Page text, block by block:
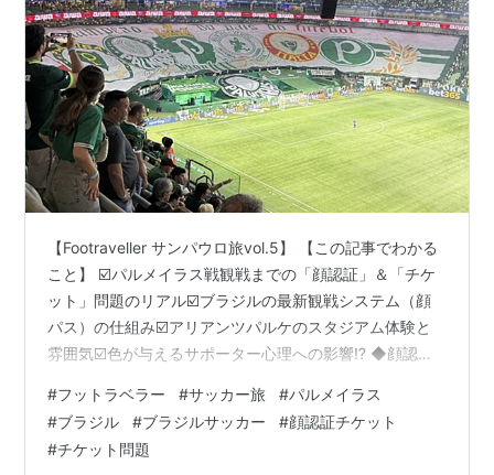
【Footraveller サンパウロ旅vol.5】 【この記事でわかる
こと】 ☑️パルメイラス戦観戦までの「顔認証」＆「チケ
ット」問題のリアル☑️ブラジルの最新観戦システム（顔
パス）の仕組み☑️アリアンツパルケのスタジアム体験と
雰囲気☑️色が与えるサポーター心理への影響⁉️ ◆顔認証
場券！？ ◆最先端からのアナログ ◆アリアンツパルケ
◆“好き”と“ノれない”の間で ◆次回予告 ◆ブラジル関連
◆顔認証システムをクリアせよ！(パルメイラス編) パル
#フットラベラー #サッカー旅 #パルメイラス
#ブラジル #ブラジルサッカー #顔認証チケット
#チケット問題